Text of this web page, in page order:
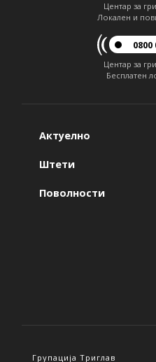
Центар за
Локален и
0800
Центар за
Бесплатен
Актуелно
Штети
Поволности
Групација Триглав